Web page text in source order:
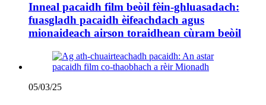
Inneal pacaidh film beòil fèin-ghluasadach:
fuasgladh pacaidh èifeachdach agus
mionaideach airson toraidhean cùram beòil
05/03/25